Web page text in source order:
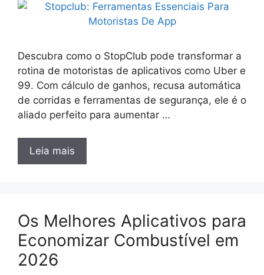
Descubra como o StopClub pode transformar a
rotina de motoristas de aplicativos como Uber e
99. Com cálculo de ganhos, recusa automática
de corridas e ferramentas de segurança, ele é o
aliado perfeito para aumentar …
Leia mais
Os Melhores Aplicativos para
Economizar Combustível em
2026